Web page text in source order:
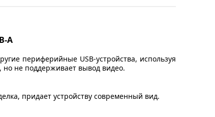
периферийные USB-устройства, используя
но не поддерживает вывод видео.
придает устройству современный вид.